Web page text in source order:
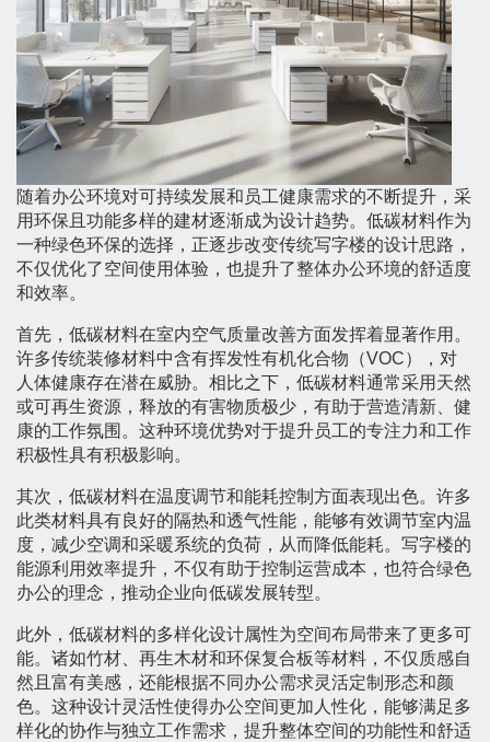
随着办公环境对可持续发展和员工健康需求的不断提升，采
用环保且功能多样的建材逐渐成为设计趋势。低碳材料作为
一种绿色环保的选择，正逐步改变传统写字楼的设计思路，
不仅优化了空间使用体验，也提升了整体办公环境的舒适度
和效率。
首先，低碳材料在室内空气质量改善方面发挥着显著作用。
许多传统装修材料中含有挥发性有机化合物（VOC），对
人体健康存在潜在威胁。相比之下，低碳材料通常采用天然
或可再生资源，释放的有害物质极少，有助于营造清新、健
康的工作氛围。这种环境优势对于提升员工的专注力和工作
积极性具有积极影响。
其次，低碳材料在温度调节和能耗控制方面表现出色。许多
此类材料具有良好的隔热和透气性能，能够有效调节室内温
度，减少空调和采暖系统的负荷，从而降低能耗。写字楼的
能源利用效率提升，不仅有助于控制运营成本，也符合绿色
办公的理念，推动企业向低碳发展转型。
此外，低碳材料的多样化设计属性为空间布局带来了更多可
能。诸如竹材、再生木材和环保复合板等材料，不仅质感自
然且富有美感，还能根据不同办公需求灵活定制形态和颜
色。这种设计灵活性使得办公空间更加人性化，能够满足多
样化的协作与独立工作需求，提升整体空间的功能性和舒适